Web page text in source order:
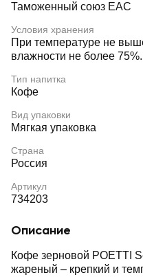
Таможенный союз EAC
Условия хранения
При температуре не
влажности не более 75%.
Тип напитка
Кофе
Вид упаковки
Мягкая упаковка
Страна
Россия
Артикул
734203
Описание
Кофе зерновой POETTI
жареный – крепкий и